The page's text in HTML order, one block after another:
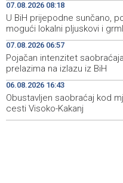
19:00 Najave događaja za
18:58
Fire breaks out
firefighters and Air Tractors
18:55
Zelenski doputovao u
Vučićem
07.08.2026 08:18
U BiH prijepodne sunčano,
mogući lokalni pljuskovi i
07.08.2026 06:57
Pojačan intenzitet
prelazima na izlazu iz BiH
06.08.2026 16:43
Obustavljen saobraćaj kod
cesti Visoko-Kakanj